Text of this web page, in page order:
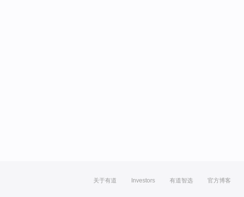
关于有道 Investors 有道智选 官方博客